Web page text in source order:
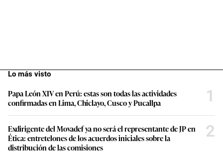
Lo más visto
Papa León XIV en Perú: estas son todas las actividades
confirmadas en Lima, Chiclayo, Cusco y Pucallpa
1
Exdirigente del Movadef ya no será el representante de JP en
Ética: entretelones de los acuerdos iniciales sobre la
distribución de las comisiones
2